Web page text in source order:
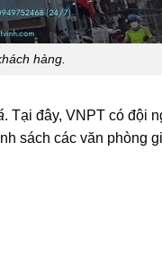
hàng.
. Tại đây, VNPT có đội
sách các văn phòng